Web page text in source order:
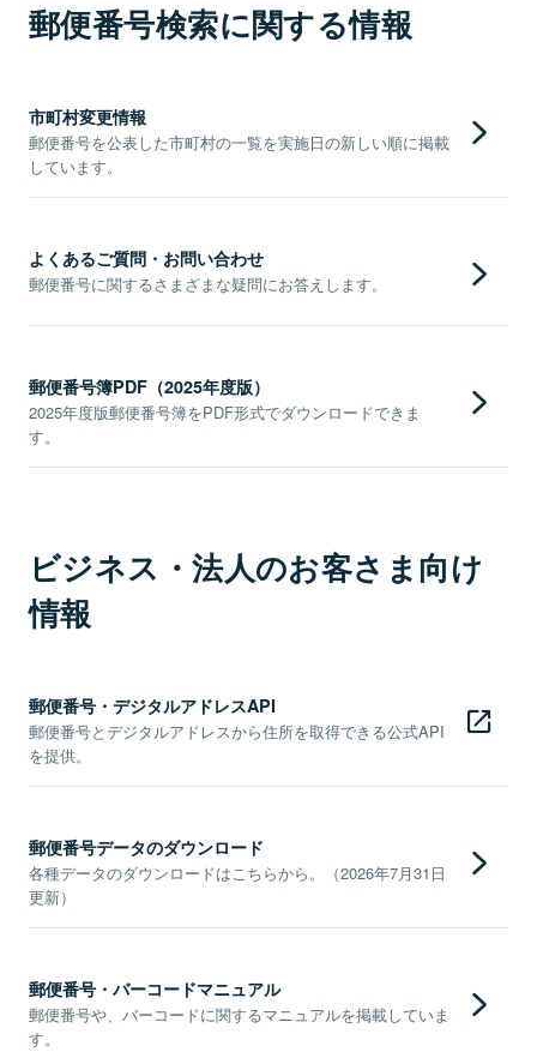
郵便番号検索に関する情報
市町村変更情報
郵便番号を公表した市町村の一覧を実施日の新しい順に掲載
しています。
よくあるご質問・お問い合わせ
郵便番号に関するさまざまな疑問にお答えします。
郵便番号簿PDF（2025年度版）
2025年度版郵便番号簿をPDF形式でダウンロードできま
す。
ビジネス・法人のお客さま向け
情報
郵便番号・デジタルアドレスAPI
郵便番号とデジタルアドレスから住所を取得できる公式API
を提供。
郵便番号データのダウンロード
各種データのダウンロードはこちらから。（2026年7月31日
更新）
郵便番号・バーコードマニュアル
郵便番号や、バーコードに関するマニュアルを掲載していま
す。